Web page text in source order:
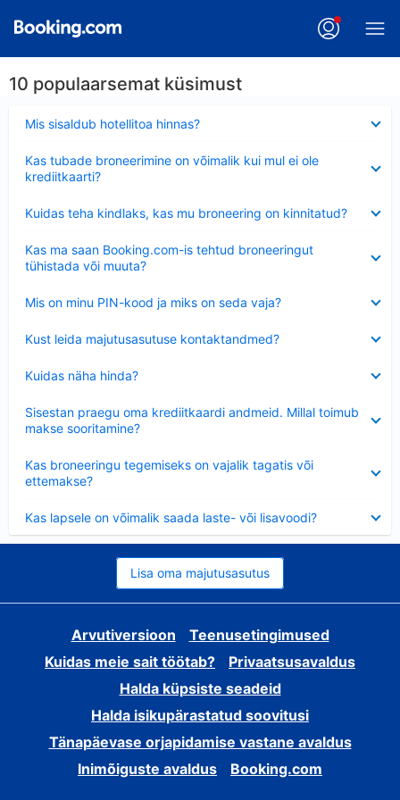
10 populaarsemat küsimust
Mis sisaldub hotellitoa hinnas?
Kas tubade broneerimine on võimalik kui mul ei ole
krediitkaarti?
Kuidas teha kindlaks, kas mu broneering on kinnitatud?
Kas ma saan Booking.com-is tehtud broneeringut
tühistada või muuta?
Mis on minu PIN-kood ja miks on seda vaja?
Kust leida majutusasutuse kontaktandmed?
Kuidas näha hinda?
Sisestan praegu oma krediitkaardi andmeid. Millal toimub
makse sooritamine?
Kas broneeringu tegemiseks on vajalik tagatis või
ettemakse?
Kas lapsele on võimalik saada laste- või lisavoodi?
Lisa oma majutusasutus
Arvutiversioon
Teenusetingimused
Kuidas meie sait töötab?
Privaatsusavaldus
Halda küpsiste seadeid
Halda isikupärastatud soovitusi
Tänapäevase orjapidamise vastane avaldus
Inimõiguste avaldus
Booking.com